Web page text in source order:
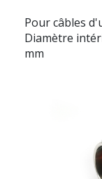
Pour câbles
Diamètre
mm